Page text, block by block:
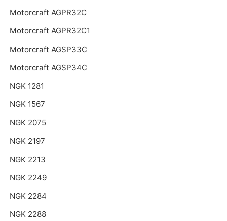
Motorcraft AGPR32C
Motorcraft AGPR32C1
Motorcraft AGSP33C
Motorcraft AGSP34C
NGK 1281
NGK 1567
NGK 2075
NGK 2197
NGK 2213
NGK 2249
NGK 2284
NGK 2288